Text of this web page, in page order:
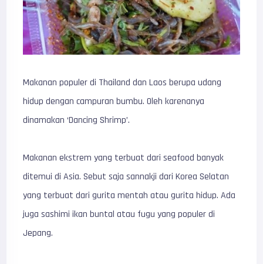
Makanan populer di Thailand dan Laos berupa udang
hidup dengan campuran bumbu. Oleh karenanya
dinamakan ‘Dancing Shrimp’.
Makanan ekstrem yang terbuat dari seafood banyak
ditemui di Asia. Sebut saja sannakji dari Korea Selatan
yang terbuat dari gurita mentah atau gurita hidup. Ada
juga sashimi ikan buntal atau fugu yang populer di
Jepang.